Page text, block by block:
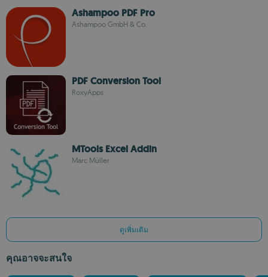
Ashampoo PDF Pro
Ashampoo GmbH & Co.
PDF Conversion Tool
RoxyApps
MTools Excel Addin
Marc Müller
ดูเพิ่มเติม
คุณอาจจะสนใจ